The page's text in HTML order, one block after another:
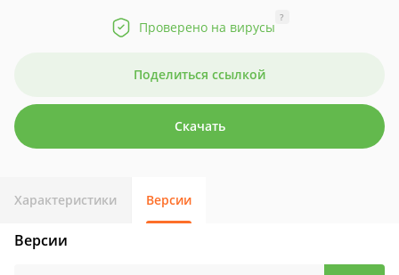
Проверено на вирусы
?
Поделиться ссылкой
Скачать
Характеристики Версии
Версии